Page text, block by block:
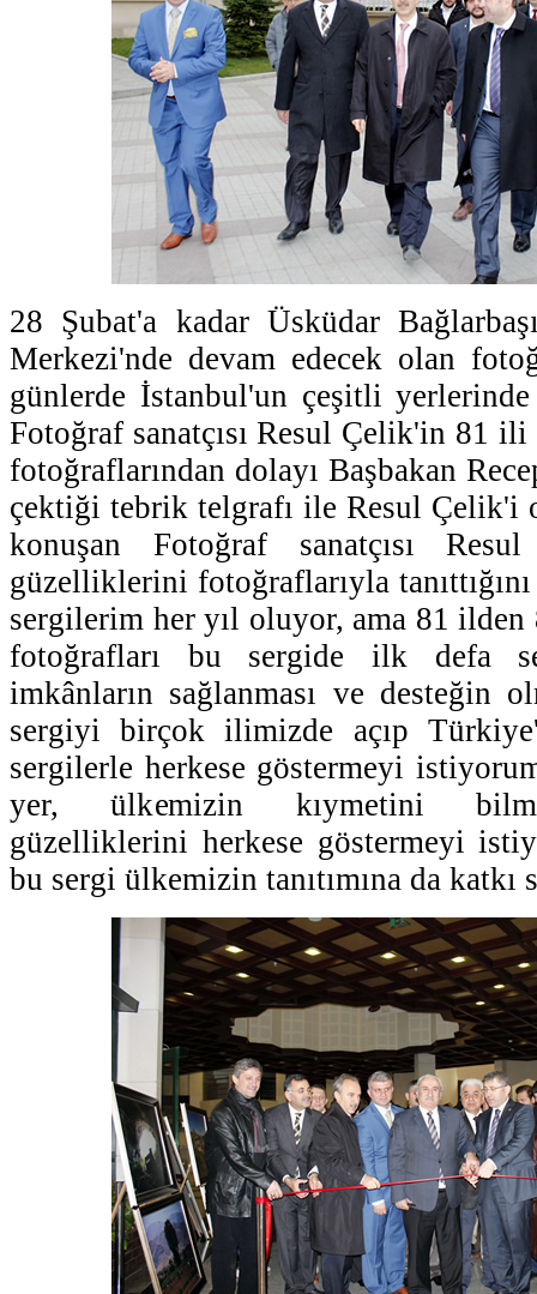
28 Şubat'a kadar Üsküdar
Merkezi'nde devam edecek olan
günlerde İstanbul'un çeşitli
Fotoğraf sanatçısı Resul Çelik'in 81
fotoğraflarından dolayı Başbakan
çektiği tebrik telgrafı ile Resul Çelik'i
konuşan Fotoğraf sanatçısı
güzelliklerini fotoğraflarıyla
sergilerim her yıl oluyor, ama 81
fotoğrafları bu sergide ilk defa
imkânların sağlanması ve desteğin
sergiyi birçok ilimizde açıp
sergilerle herkese göstermeyi
yer, ülkemizin kıymetini
güzelliklerini herkese göstermeyi
bu sergi ülkemizin tanıtımına da katkı